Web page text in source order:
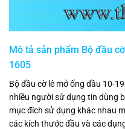
Mô tả sản phẩm Bộ đầu
1605
Bộ đầu cờ lê mở ống dầu 10-
nhiều người sử dụng tin dùng
mục đích sử dụng khác nhau
các kích thước đầu và các